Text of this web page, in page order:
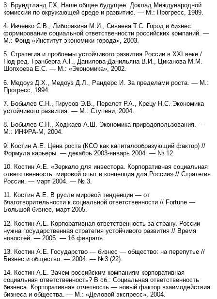
3. Брундтланд Г.Х. Наше общее будущее. Доклад Международной
комиссии по окружающей среде и развитию. — М.: Прогресс, 1989.
4. Ивченко С.В., Либоракина М.И., Сиваева Т.С. Город и бизнес:
формирование социальной ответственности российских компаний. —
М.: Фонд «Институт экономики города», 2003.
5. Стратегия и проблемы устойчивого развития России в XXI веке /
Под ред. Гранберга А.Г., Данилова-Данильяна В.И., Циканова М.М.
Шопхоева Е.С. — М.: «Экономика», 2002.
6. Медоуз Д.Х., Медоуз Д.Л., Рандерс И. За пределами роста. — М.:
Прогресс, 1994.
7. Бобылев С.Н., Гирусов Э.В., Перелет Р.А., Крецу Н.С. Экономика
устойчивого развития. — М.: Ступени, 2004.
8. Бобылев С.Н., Ходжаев А.Ш. Экономика природопользования. —
М.: ИНФРА-М, 2004.
9. Костин А.Е. Цена роста (КСО как капиталообразующий фактор) //
Формула карьеры. — декабрь 2003-январь 2004. — № 12.
10. Костин А.Е. «Зеркало для инвестора. Корпоративная социальная
ответственность: мировой опыт и концепция для России» // Стратегия
России. — март 2004. — № 3.
11. Костин А.Е. В русле мировой тенденции — от
благотворительности к социальной ответственности // Fortune —
Большой бизнес, март 2005.
12. Костин А.Е. Корпоративная ответственность за страну. России
нужна государственная стратегия устойчивого развития // Время
новостей. — 2005. — 16 февраля.
13. Костин А.Е. Государство — бизнес — общество: на перепутье //
Бизнес и общество. — 2004. — №3 (22).
14. Костин А.Е. Зачем российским компаниям корпоративная
социальная ответственность? В сб.: Социальная ответственность
бизнеса. Корпоративная отчетность — новый фактор взаимодействия
бизнеса и общества. — М.: «Деловой экспресс», 2004.